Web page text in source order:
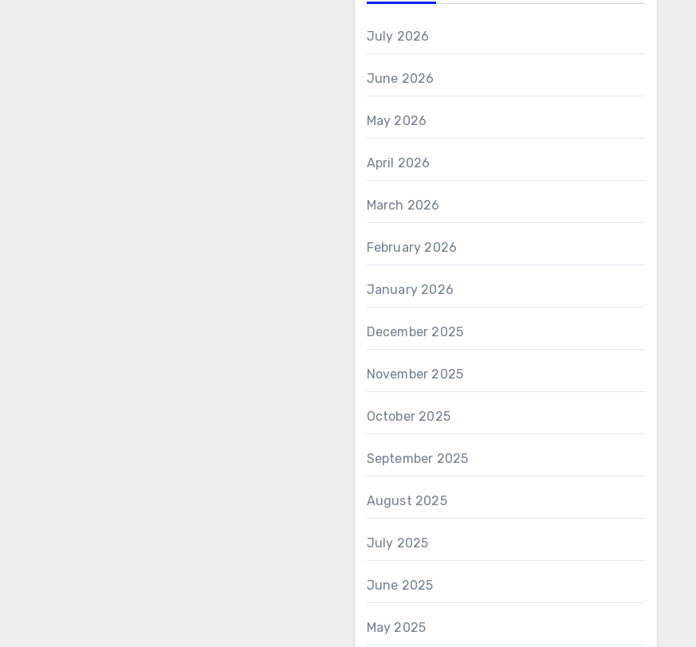
July 2026
June 2026
May 2026
April 2026
March 2026
February 2026
January 2026
December 2025
November 2025
October 2025
September 2025
August 2025
July 2025
June 2025
May 2025